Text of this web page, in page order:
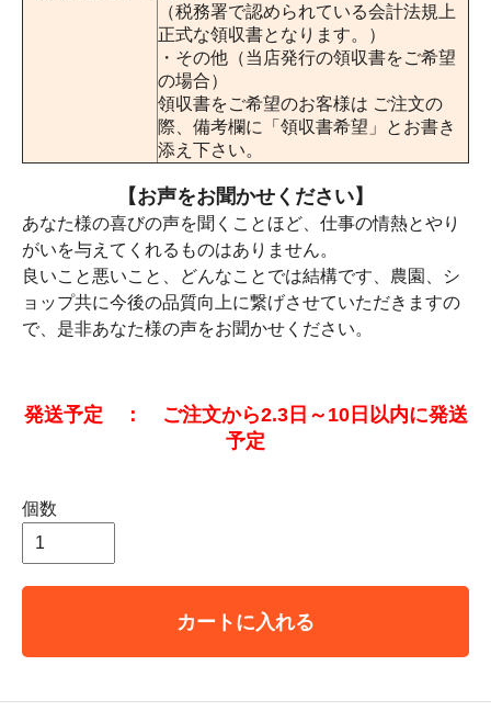
（税務署で認められている会計法規上
正式な領収書となります。）
・その他（当店発行の領収書をご希望
の場合）
領収書をご希望のお客様は ご注文の
際、備考欄に「領収書希望」とお書き
添え下さい。
【お声をお聞かせください】
あなた様の喜びの声を聞くことほど、仕事の情熱とやり
がいを与えてくれるものはありません。
良いこと悪いこと、どんなことでは結構です、農園、シ
ョップ共に今後の品質向上に繋げさせていただきますの
で、是非あなた様の声をお聞かせください。
発送予定 ： ご注文から2.3日～10日以内に発送
予定
個数
カートに入れる